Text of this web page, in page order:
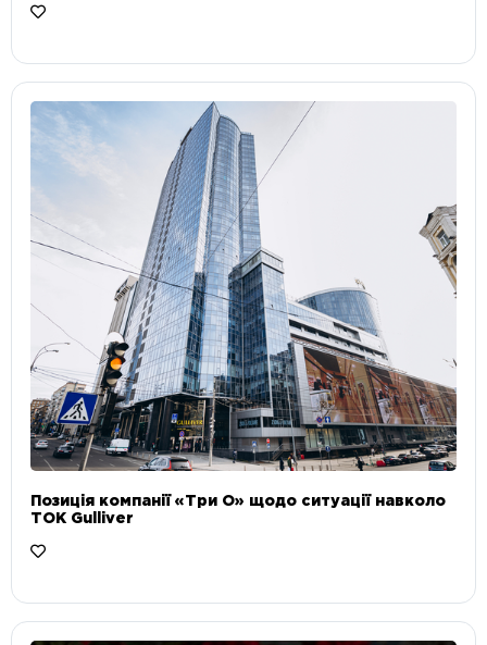
Позиція компанії «Три О» щодо ситуації навколо
ТОК Gulliver